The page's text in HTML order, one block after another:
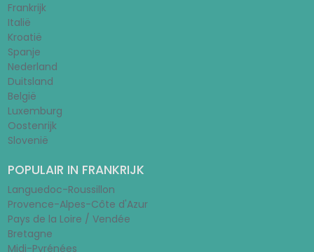
Frankrijk
Italië
Kroatië
Spanje
Nederland
Duitsland
België
Luxemburg
Oostenrijk
Slovenië
POPULAIR IN FRANKRIJK
Languedoc-Roussillon
Provence-Alpes-Côte d'Azur
Pays de la Loire / Vendée
Bretagne
Midi-Pyrénées